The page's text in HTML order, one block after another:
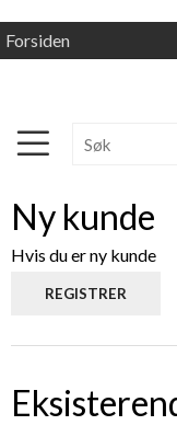
Forsiden
Ny kunde
Hvis du er ny kunde